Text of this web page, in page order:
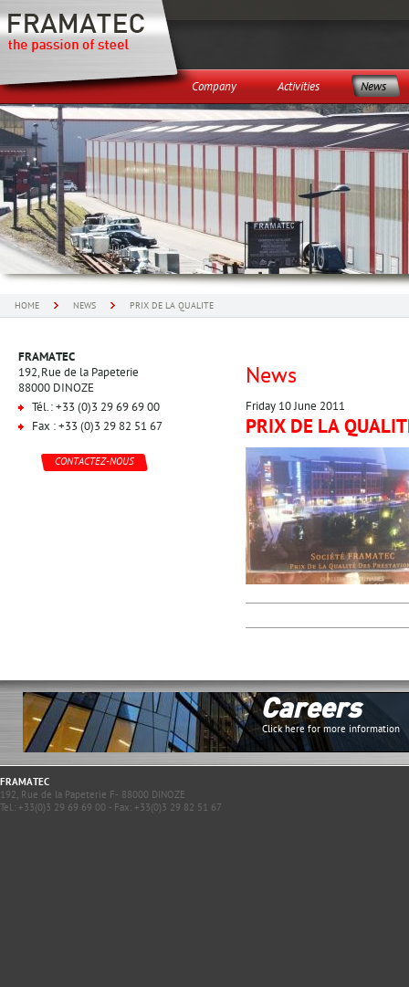
Company Activities News
HOME NEWS PRIX DE LA QUALITE
FRAMATEC
192, Rue de la Papeterie
88000 DINOZE
Tél. : +33 (0)3 29 69 69 00
Fax : +33 (0)3 29 82 51 67
CONTACTEZ-NOUS
News
Friday 10 June 2011
PRIX DE LA
Careers
Click here for more information
FRAMATEC
192, Rue de la Papeterie F- 88000 DINOZE
Tel.: +33(0)3 29 69 69 00 - Fax: +33(0)3 29 82 51 67